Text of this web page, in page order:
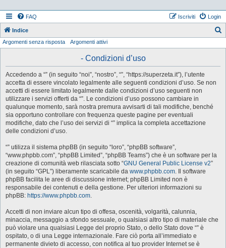
FAQ Login
Iscriviti
Indice
Argomenti senza risposta Argomenti attivi
- Condizioni d’uso
Accedendo a “” (in seguito “noi”, “nostro”, “”, “https://superzeta.it”), l’utente
accetta di essere vincolato legalmente alle seguenti condizioni d’uso. Se non
accetti di essere limitato legalmente dalle condizioni d’uso seguenti non
utilizzare i servizi offerti da “”. Le condizioni d’uso possono cambiare in
qualunque momento, sarà nostra premura avvisarti di tali modifiche, benché
sia opportuno controllare con frequenza queste pagine per eventuali
modifiche, dato che l’uso dei servizi di “” implica la completa accettazione
delle condizioni d’uso.
“” utilizza il sistema phpBB (in seguito “loro”, “phpBB software”,
“www.phpbb.com”, “phpBB Limited”, “phpBB Teams”) che è un software per la
creazione di comunità web rilasciata sotto “GNU General Public License v2”
(in seguito “GPL”) liberamente scaricabile da www.phpbb.com. Il software
phpBB facilita le aree di discussione internet; phpBB Limited non è
responsabile dei contenuti e della gestione. Per ulteriori informazioni su
phpBB: https://www.phpbb.com.
Accetti di non inviare alcun tipo di offesa, oscenità, volgarità, calunnia,
minaccia, messaggio a sfondo sessuale, o qualsiasi altro tipo di materiale che
può violare una qualsiasi Legge del proprio Stato, o dello Stato dove “” è
ospitato, o di una Legge internazionale. Fare ciò porta all’immediato e
permanente divieto di accesso, con notifica al tuo provider Internet se è